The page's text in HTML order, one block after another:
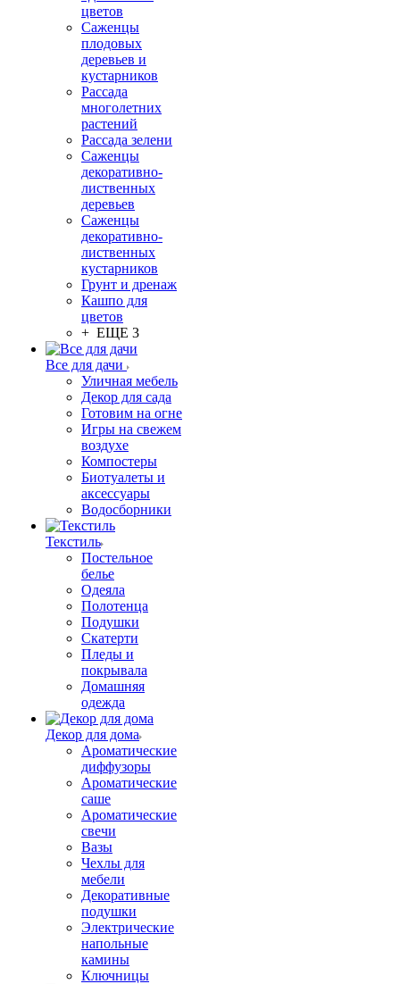
цветов
Саженцы
плодовых
деревьев и
кустарников
Рассада
многолетних
растений
Рассада зелени
Саженцы
декоративно-
лиственных
деревьев
Саженцы
декоративно-
лиственных
кустарников
Грунт и дренаж
Кашпо для
цветов
+ ЕЩЕ 3
Все для дачи
Уличная мебель
Декор для сада
Готовим на огне
Игры на свежем
воздухе
Компостеры
Биотуалеты и
аксессуары
Водосборники
Текстиль
Постельное
белье
Одеяла
Полотенца
Подушки
Скатерти
Пледы и
покрывала
Домашняя
одежда
Декор для дома
Ароматические
диффузоры
Ароматические
саше
Ароматические
свечи
Вазы
Чехлы для
мебели
Декоративные
подушки
Электрические
напольные
камины
Ключницы